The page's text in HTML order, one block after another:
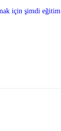
için şimdi eğitim